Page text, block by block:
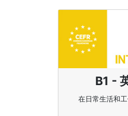
B1 -
在日常生活和